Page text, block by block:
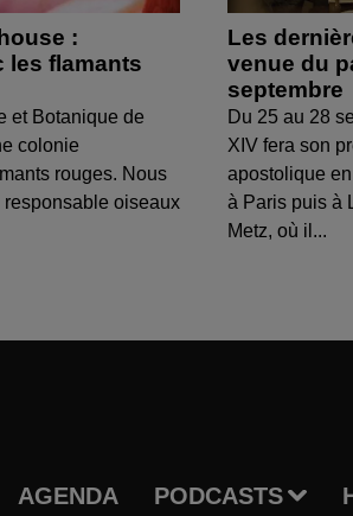
:
les flamants
et Botanique de
colonie
rouges. Nous
oiseaux
Les
venue du
septembre
Du 25 au 28
XIV fera son
apostolique
à Paris puis à
Metz, où il...
AGENDA PODCASTS